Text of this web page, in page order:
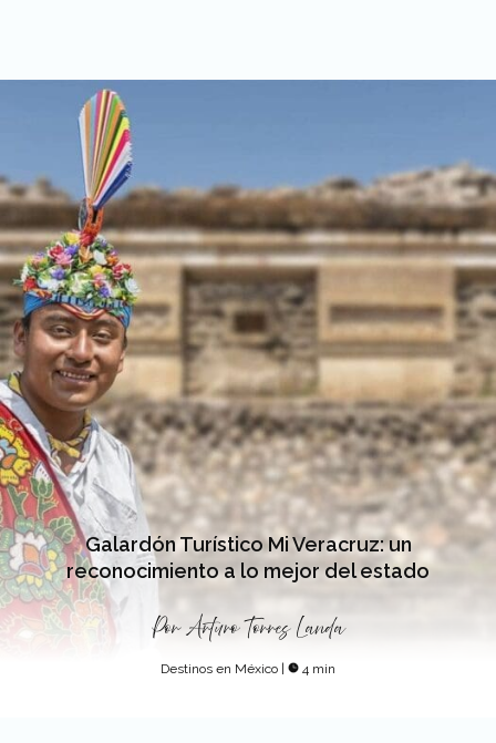
Galardón Turístico Mi Veracruz: un
reconocimiento a lo mejor del estado
Por Arturo Torres Landa
Destinos en México 4 min